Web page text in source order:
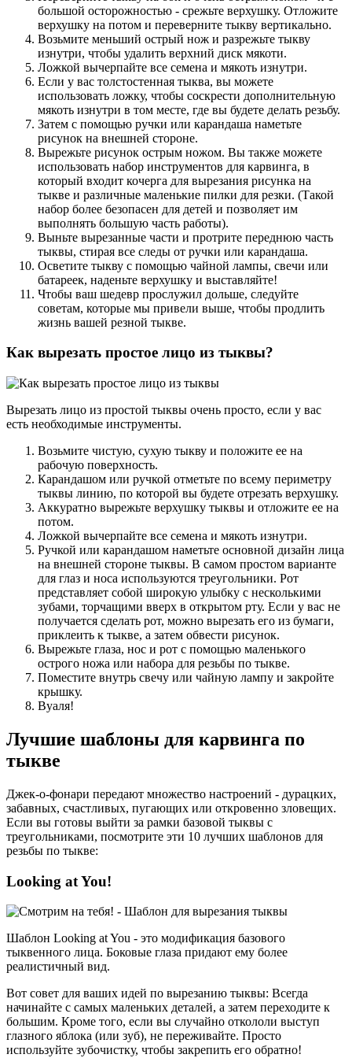
большой осторожностью - срежьте верхушку. Отложите
верхушку на потом и переверните тыкву вертикально.
Возьмите меньший острый нож и разрежьте тыкву
изнутри, чтобы удалить верхний диск мякоти.
Ложкой вычерпайте все семена и мякоть изнутри.
Если у вас толстостенная тыква, вы можете
использовать ложку, чтобы соскрести дополнительную
мякоть изнутри в том месте, где вы будете делать резьбу.
Затем с помощью ручки или карандаша наметьте
рисунок на внешней стороне.
Вырежьте рисунок острым ножом. Вы также можете
использовать набор инструментов для карвинга, в
который входит кочерга для вырезания рисунка на
тыкве и различные маленькие пилки для резки. (Такой
набор более безопасен для детей и позволяет им
выполнять большую часть работы).
Выньте вырезанные части и протрите переднюю часть
тыквы, стирая все следы от ручки или карандаша.
Осветите тыкву с помощью чайной лампы, свечи или
батареек, наденьте верхушку и выставляйте!
Чтобы ваш шедевр прослужил дольше, следуйте
советам, которые мы привели выше, чтобы продлить
жизнь вашей резной тыкве.
Как вырезать простое лицо из тыквы?
Вырезать лицо из простой тыквы очень просто, если у вас
есть необходимые инструменты.
Возьмите чистую, сухую тыкву и положите ее на
рабочую поверхность.
Карандашом или ручкой отметьте по всему периметру
тыквы линию, по которой вы будете отрезать верхушку.
Аккуратно вырежьте верхушку тыквы и отложите ее на
потом.
Ложкой вычерпайте все семена и мякоть изнутри.
Ручкой или карандашом наметьте основной дизайн лица
на внешней стороне тыквы. В самом простом варианте
для глаз и носа используются треугольники. Рот
представляет собой широкую улыбку с несколькими
зубами, торчащими вверх в открытом рту. Если у вас не
получается сделать рот, можно вырезать его из бумаги,
приклеить к тыкве, а затем обвести рисунок.
Вырежьте глаза, нос и рот с помощью маленького
острого ножа или набора для резьбы по тыкве.
Поместите внутрь свечу или чайную лампу и закройте
крышку.
Вуаля!
Лучшие шаблоны для карвинга по
тыкве
Джек-о-фонари передают множество настроений - дурацких,
забавных, счастливых, пугающих или откровенно зловещих.
Если вы готовы выйти за рамки базовой тыквы с
треугольниками, посмотрите эти 10 лучших шаблонов для
резьбы по тыкве:
Looking at You!
Шаблон Looking at You - это модификация базового
тыквенного лица. Боковые глаза придают ему более
реалистичный вид.
Вот совет для ваших идей по вырезанию тыквы: Всегда
начинайте с самых маленьких деталей, а затем переходите к
большим. Кроме того, если вы случайно откололи выступ
глазного яблока (или зуб), не переживайте. Просто
используйте зубочистку, чтобы закрепить его обратно!